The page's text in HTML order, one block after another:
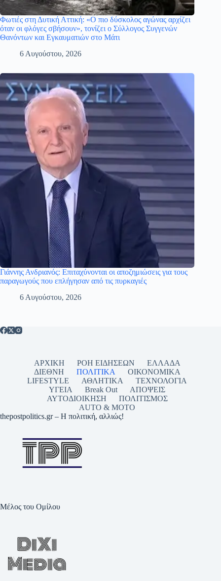
Φωτιές στη Δυτική Αττική: «Ο πιο δύσκολος αγώνας αρχίζει
όταν οι φλόγες σβήσουν», τονίζει ο Σύλλογος Συγγενών
Θανόντων και Εγκαυματιών στο Μάτι
6 Αυγούστου, 2026
Γιάννης Ανδριανός: Επιταχύνονται οι αποζημιώσεις για τους
παραγωγούς που επλήγησαν από τις πυρκαγιές
6 Αυγούστου, 2026
ΑΡΧΙΚΗ ΡΟΗ ΕΙΔΗΣΕΩΝ
ΕΛΛΑΔΑ
ΔΙΕΘΝΗ
ΠΟΛΙΤΙΚΑ
ΟΙΚΟΝΟΜΙΚΑ
LIFESTYLE
ΑΘΛΗΤΙΚΑ
ΤΕΧΝΟΛΟΓΙΑ
ΥΓΕΙΑ
Break Out
ΑΠΟΨΕΙΣ
ΑΥΤΟΔΙΟΙΚΗΣΗ
ΠΟΛΙΤΙΣΜΟΣ
AUTO & MOTO
thepostpolitics.gr – Η πολιτική, αλλιώς!
Μέλος του Ομίλου